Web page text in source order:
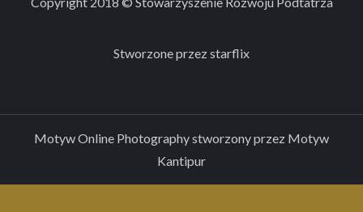
Stworzone przezstarflix
Motyw Online Photography stworzony przez Motyw
Kantipur